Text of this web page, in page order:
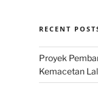
RECENT
Proyek
Kemacetan